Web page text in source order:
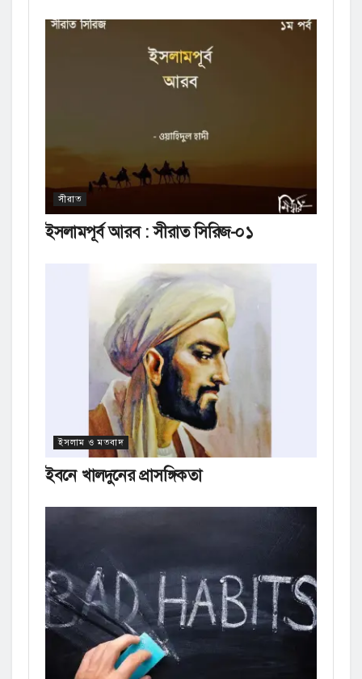
সীরাত
ইসলামপূর্ব আরব : সীরাত সিরিজ-০১
ইসলাম ও মতবাদ
ইবনে খালদুনের প্রাসঙ্গিকতা